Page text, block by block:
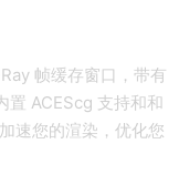
帧缓存窗口，带有
置 ACEScg 支持和和
速您的渲染，优化您